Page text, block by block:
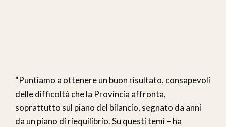
“Puntiamo a ottenere un buon risultato, consapevoli
delle difficoltà che la Provincia affronta,
soprattutto sul piano del bilancio, segnato da anni
da un piano di riequilibrio. Su questi temi – ha